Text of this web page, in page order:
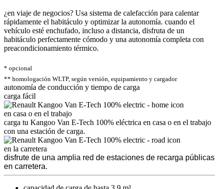
¿en viaje de negocios? Usa sistema de calefacción para calentar
rápidamente el habitáculo y optimizar la autonomía. cuando el
vehículo esté enchufado, incluso a distancia, disfruta de un
habitáculo perfectamente cómodo y una autonomía completa con
preacondicionamiento térmico.
* opcional
** homologación WLTP, según versión, equipamiento y cargador
autonomía de conducción y tiempo de carga
carga fácil
en casa o en el trabajo
carga tu Kangoo Van E-Tech 100% eléctrica en casa o en el trabajo
con una estación de carga.
en la carretera
disfrute de una amplia red de estaciones de recarga públicas
en carretera.